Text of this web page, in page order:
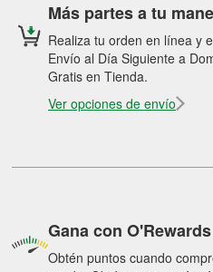
Más partes a tu
Realiza tu orden en línea y
Envío al Día Siguiente a
Gratis en Tienda.
Ver opciones de envío
Gana con O'Rewards
Obtén puntos cuando